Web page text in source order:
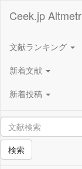
Ceek.jp
文献ランキング
新着文献
新着投稿
検索